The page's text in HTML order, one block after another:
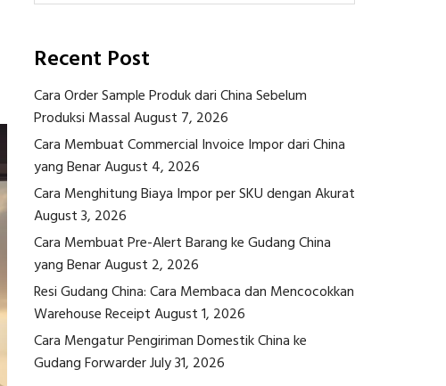
Recent Post
Cara Order Sample Produk dari China Sebelum
Produksi MassalAugust 7, 2026
Cara Membuat Commercial Invoice Impor dari China
yang BenarAugust 4, 2026
Cara Menghitung Biaya Impor per SKU dengan Akurat
August 3, 2026
Cara Membuat Pre-Alert Barang ke Gudang China
yang BenarAugust 2, 2026
Resi Gudang China: Cara Membaca dan Mencocokkan
Warehouse ReceiptAugust 1, 2026
Cara Mengatur Pengiriman Domestik China ke
Gudang ForwarderJuly 31, 2026